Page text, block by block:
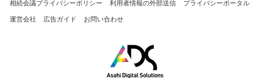
相続会議プライバシーポリシー 利用者情報の外部送信 プライバシーポータル
運営会社 広告ガイド お問い合わせ